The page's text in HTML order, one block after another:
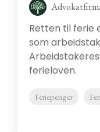
Retten til ferie
som
ferieloven.
Feriepenger